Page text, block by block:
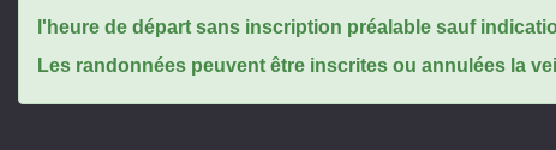
l'heure de départ sans inscription préalable sauf
Les randonnées peuvent être inscrites ou annulées la